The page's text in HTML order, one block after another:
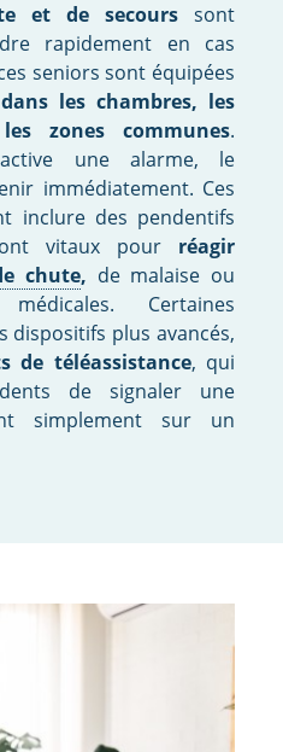
et de secours sont
rapidement en cas
seniors sont équipées
les chambres, les
zones communes.
une alarme, le
immédiatement. Ces
inclure des pendentifs
vitaux pour réagir
chute, de malaise ou
Certaines
dispositifs plus avancés,
de téléassistance, qui
de signaler une
simplement sur un